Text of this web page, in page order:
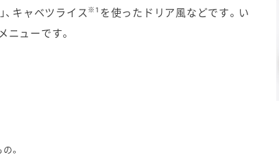
、キャベツライス ※1 を使ったドリア風などです。い
ューです。
。